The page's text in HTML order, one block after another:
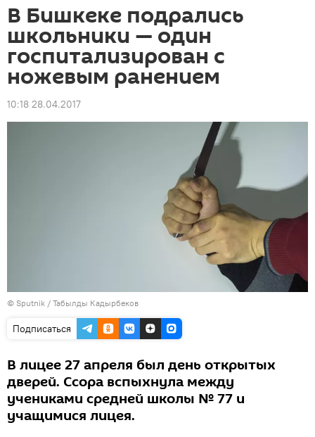
В Бишкеке подрались
школьники — один
госпитализирован с
ножевым ранением
10:18 28.04.2017
© Sputnik / Табылды Кадырбеков
Подписаться
В лицее 27 апреля был день открытых
дверей. Ссора вспыхнула между
учениками средней школы № 77 и
учащимися лицея.